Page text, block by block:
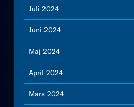
Juli 2024
Juni 2024
Maj 2024
April 2024
Mars 2024